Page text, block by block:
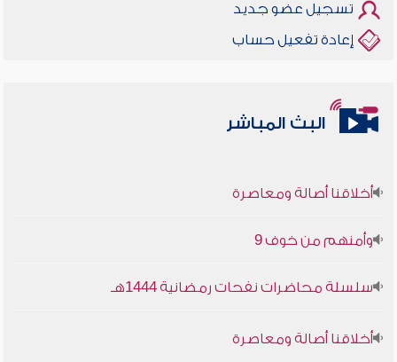
تسجيل عضو جديد
إعادة تفعيل حساب
البث المباشر
أخلاقنا أصالة ومعاصرة
وأمنهم من خوف 9
سلسلة محاضرات نفحات رمضانية 1444هـ
أخلاقنا أصالة ومعاصرة